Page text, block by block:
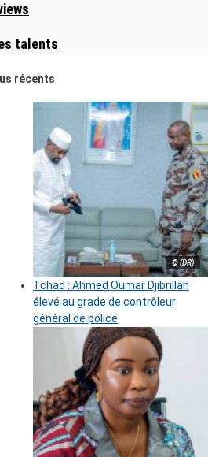
talents
récents
© (DR)
Tchad : Ahmed Oumar Djibrillah
élevé au grade de contrôleur
général de police